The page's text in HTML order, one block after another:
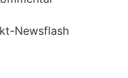
Newsflash